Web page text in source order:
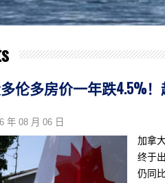
多伦多房价一年跌4.5%
年 08 月 06 日
加拿
终于
仍同